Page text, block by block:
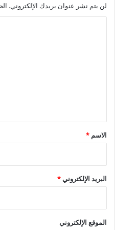
مصنع خلال أربعة عقود، ساهمت في
لن يتم نشر عنوان بريدك الإلكتروني.
*
الاسم *
البريد الإلكتروني*
الموقع الإلكتروني